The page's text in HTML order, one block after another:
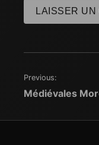
Navigation
Previous:
Médiévales